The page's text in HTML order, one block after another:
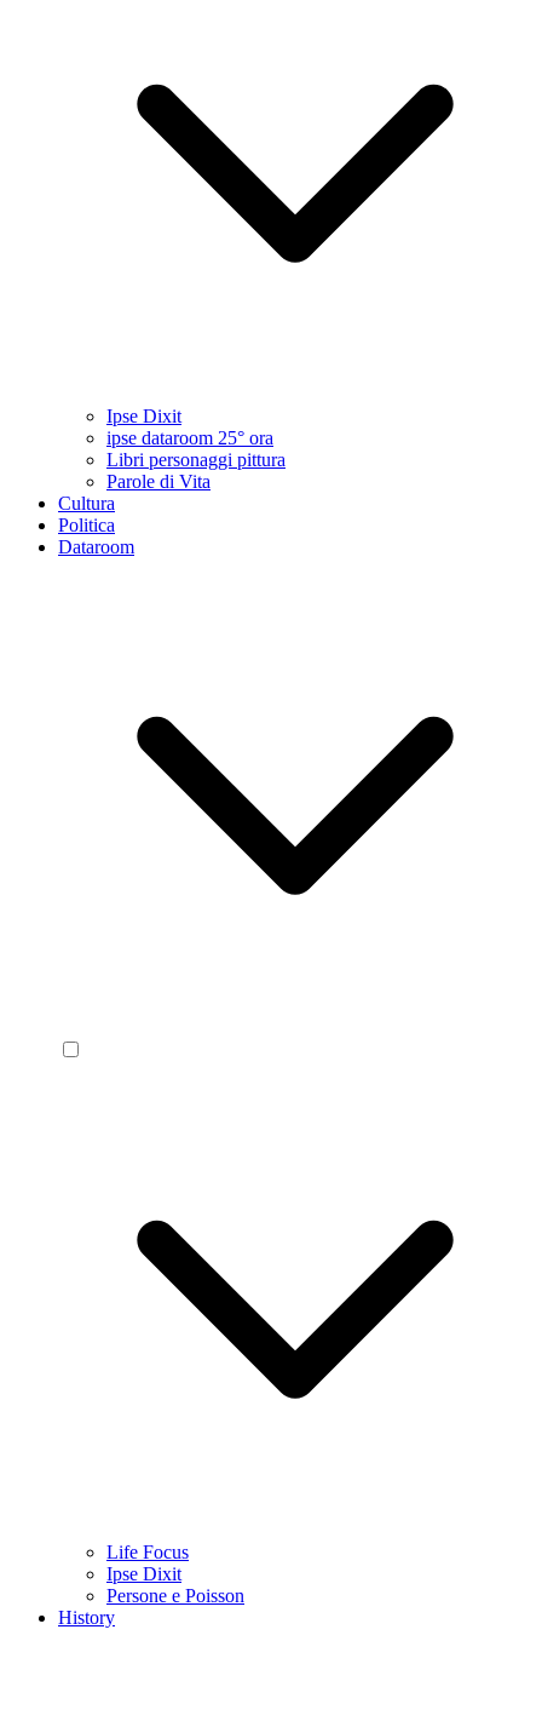
Ipse Dixit
ipse dataroom 25° ora
Libri personaggi pittura
Parole di Vita
Cultura
Politica
Dataroom
Life Focus
Ipse Dixit
Persone e Poisson
History